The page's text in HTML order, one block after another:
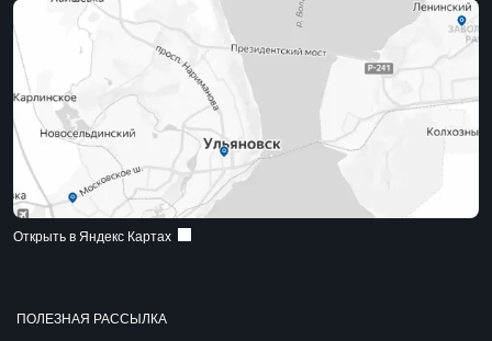
ПОЛЕЗНАЯ РАССЫЛКА
Открыть в Яндекс Картах